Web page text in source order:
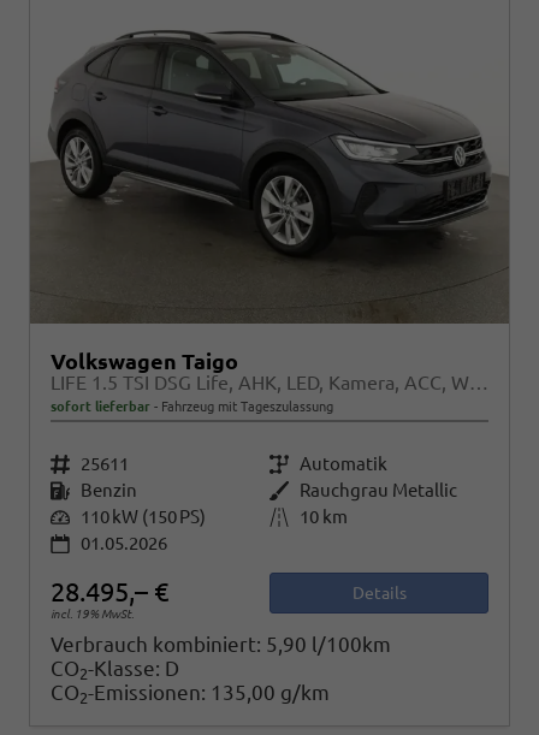
Volkswagen Taigo
LIFE 1.5 TSI DSG Life, AHK, LED, Kamera, ACC, Winter, 17-Zoll
sofort lieferbar Fahrzeug mit Tageszulassung
Fahrzeugnr. 25611 Getriebe Automatik
Kraftstoff Benzin Außenfarbe Rauchgrau Metallic
Leistung 110 kW (150 PS) Kilometerstand
10 km
01.05.2026
28.495,– €
incl. 19% MwSt.
Details
Verbrauch kombiniert: 5,90 l/100km
CO2-Klasse: D
CO2-Emissionen: 135,00 g/km